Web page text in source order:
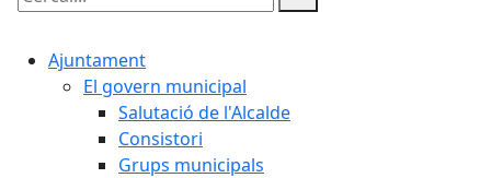
Cercar:
Ajuntament
El govern municipal
Salutació de l'Alcalde
Consistori
Grups municipals